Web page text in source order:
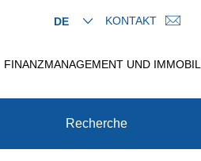
DE KONTAKT
FINANZMANAGEMENT UND